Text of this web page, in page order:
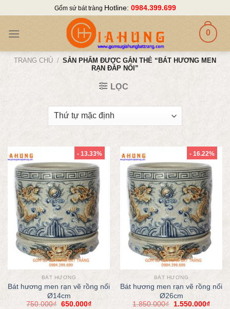
content
Gốm sứ bát tràng Hotline: 0984.399.699
0
TRANG CHỦ / SẢN PHẨM ĐƯỢC GẮN THẺ “BÁT HƯƠNG MEN
RẠN ĐẮP NỔI”
LỌC
- 13.33%
BÁT HƯƠNG
Bát hương men rạn vẽ rồng nổi
Ø14cm
750.000₫ 650.000₫
- 16.22%
BÁT HƯƠNG
Bát hương men rạn vẽ rồng nổi
Ø26cm
1.850.000₫ 1.550.000₫